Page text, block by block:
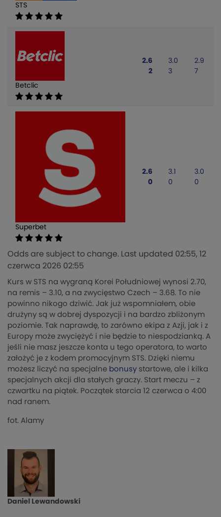
STS
Betclic
2.6
2
3.0
3
2.9
7
Superbet
2.6
0
3.1
0
3.0
0
Odds are subject to change. Last updated 02:55, 12
czerwca 2026 02:55
Kurs w STS na wygraną Korei Południowej wynosi 2.70,
na remis – 3.10, a na zwycięstwo Czech – 3.68. To nie
powinno nikogo dziwić. Jak już wspomniałem, obie
drużyny są w dobrej dyspozycji i na bardzo zbliżonym
poziomie. Tak naprawdę, to zarówno ekipa z Azji, jak i z
Europy może zwyciężyć i nie będzie to niespodzianką. A
jeśli nie masz jeszcze konta u tego operatora, to warto
założyć je z kodem promocyjnym STS. Dzięki niemu
możesz liczyć na specjalne bonusy startowe, ale i kilka
specjalnych akcji dla stałych graczy. Start meczu – z
czwartku na piątek. Początek starcia 12 czerwca o 4:00
nad ranem.
fot. Alamy
Daniel Lewandowski